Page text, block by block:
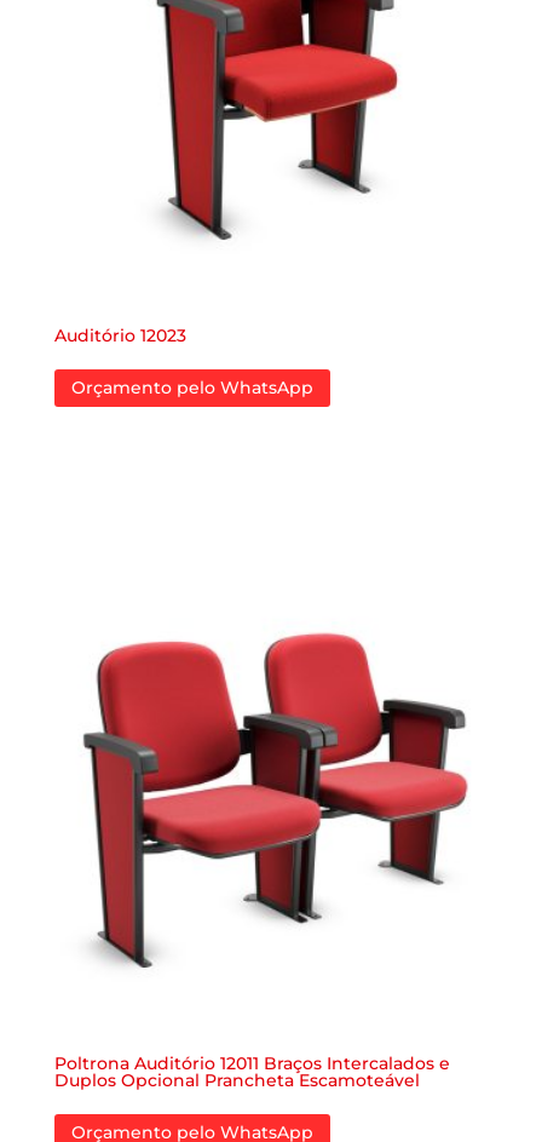
Auditório 12023
Orçamento pelo WhatsApp
Poltrona Auditório 12011 Braços Intercalados e
Duplos Opcional Prancheta Escamoteável
Orçamento pelo WhatsApp